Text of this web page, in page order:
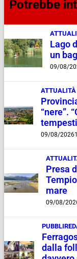
Potrebbe
Lago
un
09/08/
ATTUALITÀ
“nere”.
09/08/2026
Presa
mare
09/08/
dalla